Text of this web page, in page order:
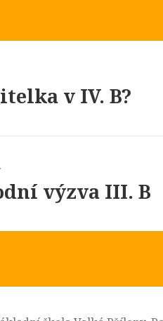
v IV. B?
výzva III. B